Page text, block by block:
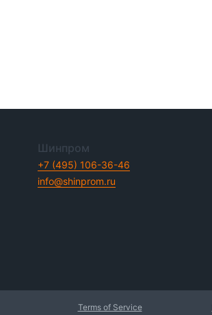
Шинпром
+7 (495) 106-36-46
info@shinprom.ru
Terms of Service